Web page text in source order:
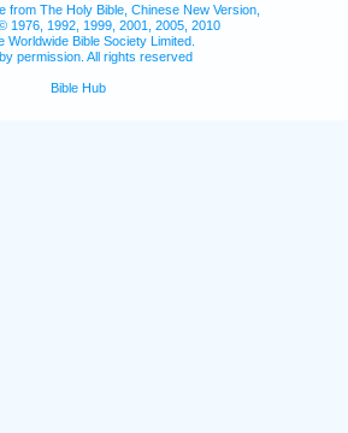
from The Holy Bible, Chinese New Version,
1976, 1992, 1999, 2001, 2005, 2010
Worldwide Bible Society Limited.
permission. All rights reserved
Bible Hub